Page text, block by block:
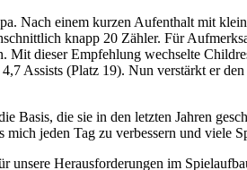
Nach einem kurzen Aufenthalt mit
knapp 20 Zähler. Für
Mit dieser Empfehlung wechselte
Assists (Platz 19). Nun verstärkt er
Basis, die sie in den letzten Jahren
jeden Tag zu verbessern und viele
Herausforderungen im